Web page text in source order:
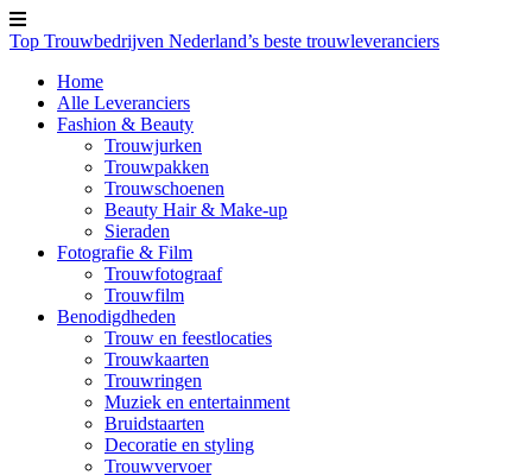
Top Trouwbedrijven Nederland’s beste trouwleveranciers
Home
Alle Leveranciers
Fashion & Beauty
Trouwjurken
Trouwpakken
Trouwschoenen
Beauty Hair & Make-up
Sieraden
Fotografie & Film
Trouwfotograaf
Trouwfilm
Benodigdheden
Trouw en feestlocaties
Trouwkaarten
Trouwringen
Muziek en entertainment
Bruidstaarten
Decoratie en styling
Trouwvervoer